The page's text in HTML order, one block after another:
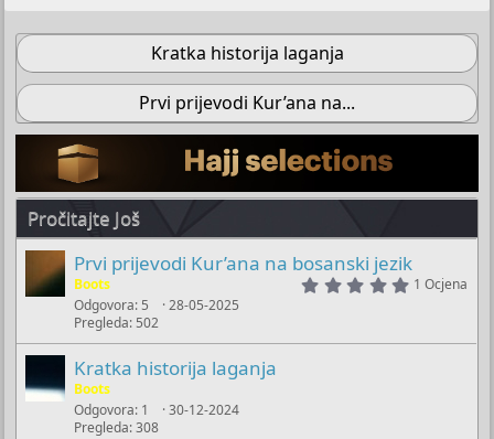
Kratka historija laganja
Prvi prijevodi Kur’ana na...
Pročitajte Još
Prvi prijevodi Kur’ana na bosanski jezik
5
s
1 Ocjena
Boots
Odgovora 5
Pregleda 502
28-05-2025
Kratka historija laganja
Boots
Odgovora 1
Pregleda 308
30-12-2024